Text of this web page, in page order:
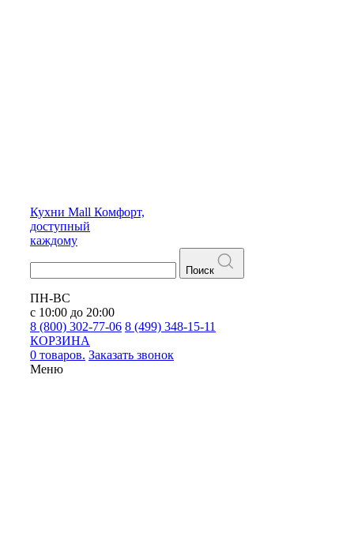
Кухни Mall Комфорт,
доступный
каждому
Поиск
ПН-ВС
с 10:00 до 20:00
8 (800) 302-77-06 8 (499) 348-15-11
КОРЗИНА
0 товаров. Заказать звонок
Меню